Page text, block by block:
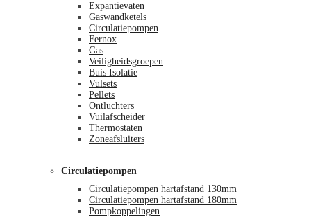
Expantievaten
Gaswandketels
Circulatiepompen
Fernox
Gas
Veiligheidsgroepen
Buis Isolatie
Vulsets
Pellets
Ontluchters
Vuilafscheider
Thermostaten
Zoneafsluiters
Circulatiepompen
Circulatiepompen hartafstand 130mm
Circulatiepompen hartafstand 180mm
Pompkoppelingen